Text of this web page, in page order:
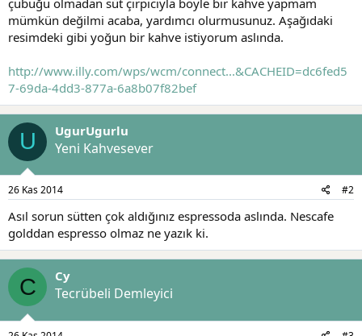
mümkün değilmi acaba, yardımcı olurmusunuz. Aşağıdaki
resimdeki gibi yoğun bir kahve istiyorum aslında.
http://www.illy.com/wps/wcm/connect...&CACHEID=dc6fed5
7-69da-4dd3-877a-6a8b07f82bef
U UgurUgurlu
Yeni Kahvesever
26 Kas 2014 #2
Asıl sorun sütten çok aldığınız espressoda aslında. Nescafe
golddan espresso olmaz ne yazık ki.
C Cy
Tecrübeli Demleyici